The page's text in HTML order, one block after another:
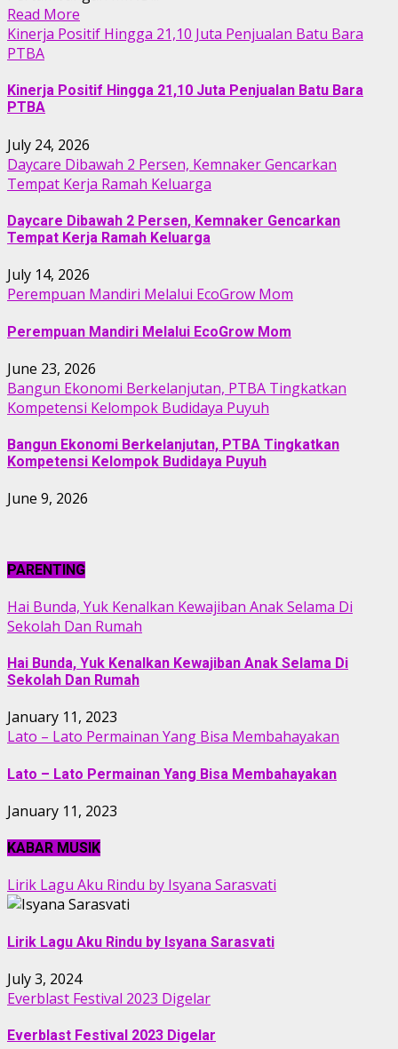
Read More
Kinerja Positif Hingga 21,10 Juta Penjualan Batu Bara
PTBA
Kinerja Positif Hingga 21,10 Juta Penjualan Batu Bara
PTBA
July 24, 2026
Daycare Dibawah 2 Persen, Kemnaker Gencarkan
Tempat Kerja Ramah Keluarga
Daycare Dibawah 2 Persen, Kemnaker Gencarkan
Tempat Kerja Ramah Keluarga
July 14, 2026
Perempuan Mandiri Melalui EcoGrow Mom
Perempuan Mandiri Melalui EcoGrow Mom
June 23, 2026
Bangun Ekonomi Berkelanjutan, PTBA Tingkatkan
Kompetensi Kelompok Budidaya Puyuh
Bangun Ekonomi Berkelanjutan, PTBA Tingkatkan
Kompetensi Kelompok Budidaya Puyuh
June 9, 2026
PARENTING
Hai Bunda, Yuk Kenalkan Kewajiban Anak Selama Di
Sekolah Dan Rumah
Hai Bunda, Yuk Kenalkan Kewajiban Anak Selama Di
Sekolah Dan Rumah
January 11, 2023
Lato – Lato Permainan Yang Bisa Membahayakan
Lato – Lato Permainan Yang Bisa Membahayakan
January 11, 2023
KABAR MUSIK
Lirik Lagu Aku Rindu by Isyana Sarasvati
Lirik Lagu Aku Rindu by Isyana Sarasvati
July 3, 2024
Everblast Festival 2023 Digelar
Everblast Festival 2023 Digelar